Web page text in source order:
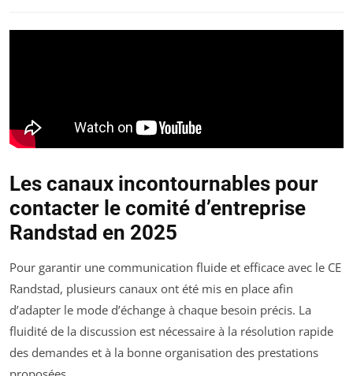
Les canaux incontournables pour
contacter le comité d’entreprise
Randstad en 2025
Pour garantir une communication fluide et efficace avec le CE
Randstad, plusieurs canaux ont été mis en place afin
d’adapter le mode d’échange à chaque besoin précis. La
fluidité de la discussion est nécessaire à la résolution rapide
des demandes et à la bonne organisation des prestations